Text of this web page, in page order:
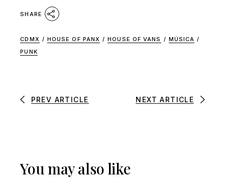
SHARE
CDMX / HOUSE OF PANX / HOUSE OF VANS / MÚSICA /
PUNK
PREV ARTICLE NEXT ARTICLE
You may also like